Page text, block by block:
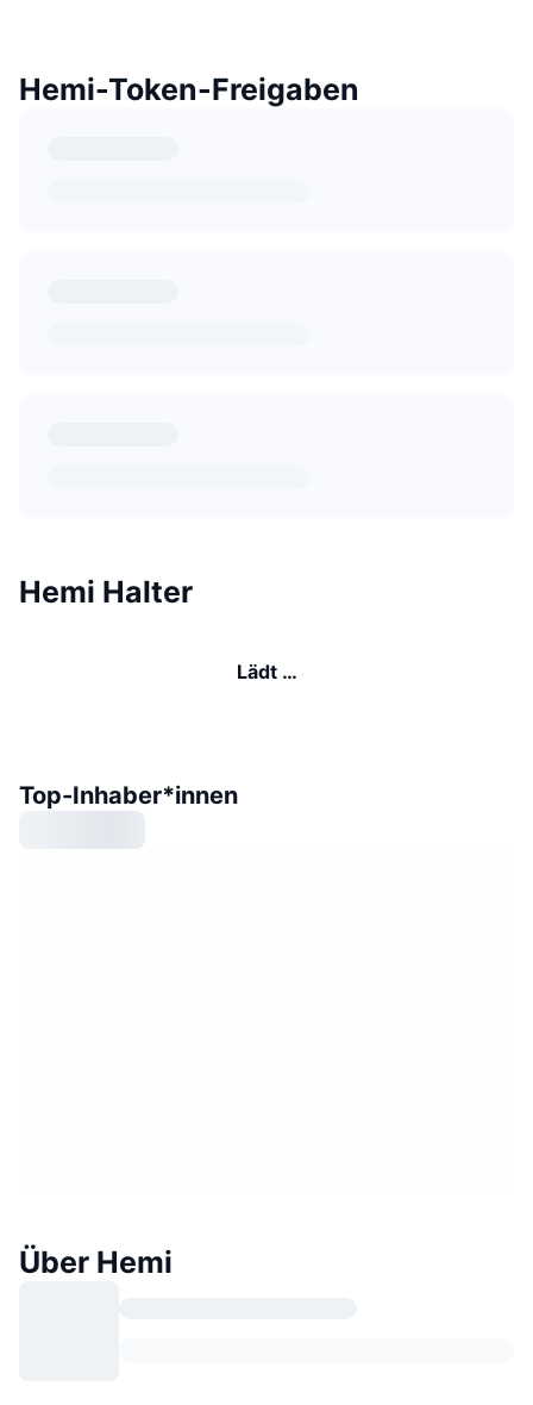
Hemi-Token-Freigaben
Hemi Halter
Lädt …
Top-Inhaber*innen
Über Hemi